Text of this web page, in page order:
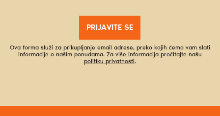
PRIJAVITE SE
Ova forma služi za prikupljanje email adrese, preko kojih ćemo vam slati
informacije o našim ponudama. Za više informacija pročitajte našu
politiku privatnosti.